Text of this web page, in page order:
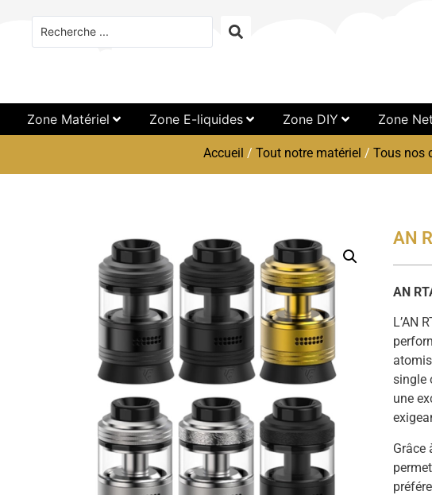
Zone Matériel Zone E-liquides Zone DIY Zone
Accueil / Tout notre matériel / Tous nos
AN
AN
L’AN
single
une
Grâce